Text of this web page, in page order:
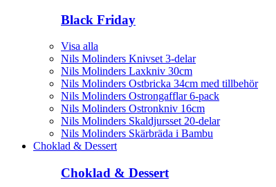
Black Friday
Visa alla
Nils Molinders Knivset 3-delar
Nils Molinders Laxkniv 30cm
Nils Molinders Ostbricka 34cm med tillbehör
Nils Molinders Ostrongafflar 6-pack
Nils Molinders Ostronkniv 16cm
Nils Molinders Skaldjursset 20-delar
Nils Molinders Skärbräda i Bambu
Choklad & Dessert
Choklad & Dessert